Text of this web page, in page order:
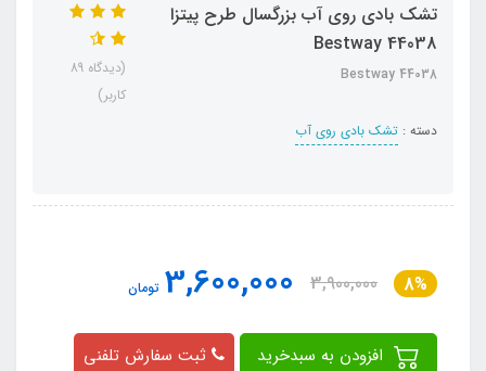
تشک بادی روی آب بزرگسال طرح پیتزا
Bestway 44038
Bestway 44038
دسته : تشک بادی روی آب
(دیدگاه 89
کاربر)
8%
3,900,000
3,600,000 تومان
ثبت سفارش تلفنی